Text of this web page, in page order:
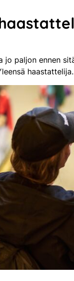
jo paljon ennen